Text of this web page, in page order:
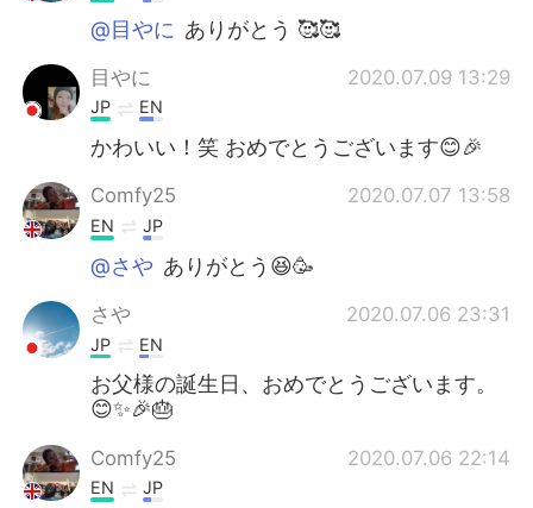
@目やに ありがとう 🥰🥰
目やに 2020.07.09 13:29
JP EN
かわいい！笑 おめでとうございます😊🎉
Comfy25 2020.07.07 13:58
EN JP
@さや ありがとう😆🥳
さや 2020.07.06 23:31
JP EN
お父様の誕生日、おめでとうございます。
😊✨🎉🎂
Comfy25 2020.07.06 22:14
EN JP